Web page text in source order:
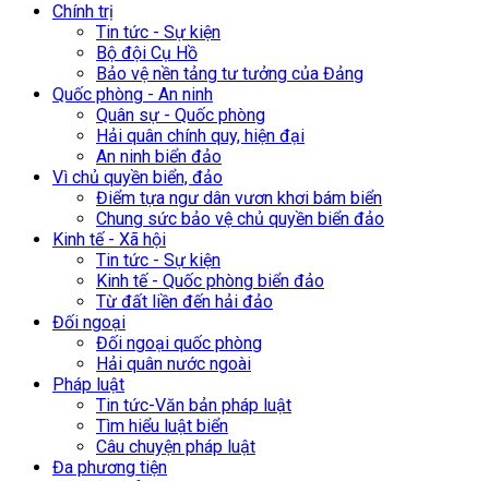
Chính trị
Tin tức - Sự kiện
Bộ đội Cụ Hồ
Bảo vệ nền tảng tư tưởng của Đảng
Quốc phòng - An ninh
Quân sự - Quốc phòng
Hải quân chính quy, hiện đại
An ninh biển đảo
Vì chủ quyền biển, đảo
Điểm tựa ngư dân vươn khơi bám biển
Chung sức bảo vệ chủ quyền biển đảo
Kinh tế - Xã hội
Tin tức - Sự kiện
Kinh tế - Quốc phòng biển đảo
Từ đất liền đến hải đảo
Đối ngoại
Đối ngoại quốc phòng
Hải quân nước ngoài
Pháp luật
Tin tức-Văn bản pháp luật
Tìm hiểu luật biển
Câu chuyện pháp luật
Đa phương tiện